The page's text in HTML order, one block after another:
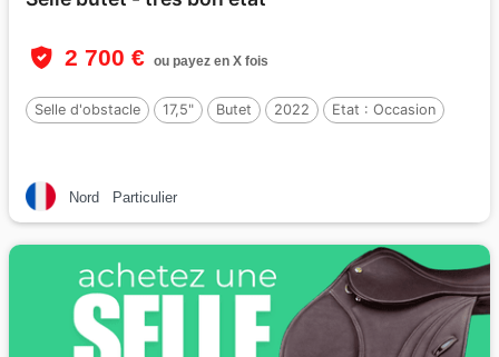
2 700 € ou payez en X fois
Selle d'obstacle 17,5" Butet 2022 Etat : Occasion
Nord Particulier